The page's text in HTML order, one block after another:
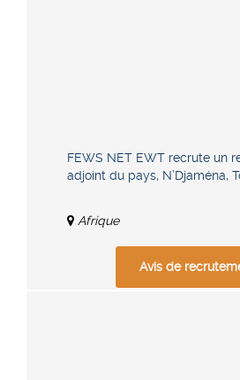
FEWS NET EWT recrute un
adjoint du pays, N’Djaména,
Afrique
Avis de